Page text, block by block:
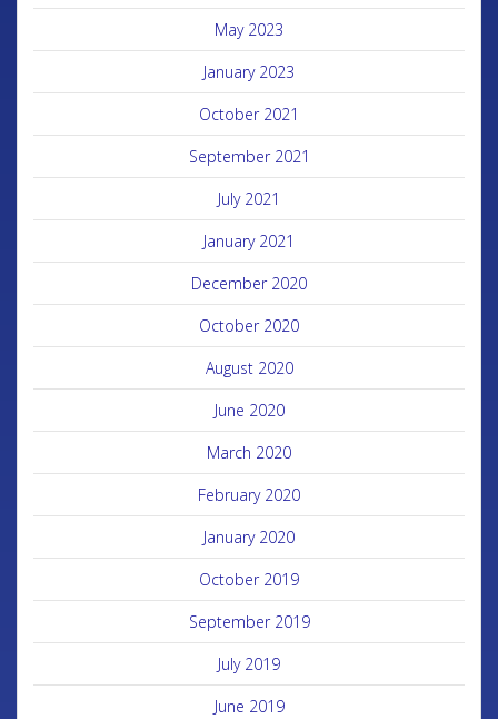
May 2023
January 2023
October 2021
September 2021
July 2021
January 2021
December 2020
October 2020
August 2020
June 2020
March 2020
February 2020
January 2020
October 2019
September 2019
July 2019
June 2019